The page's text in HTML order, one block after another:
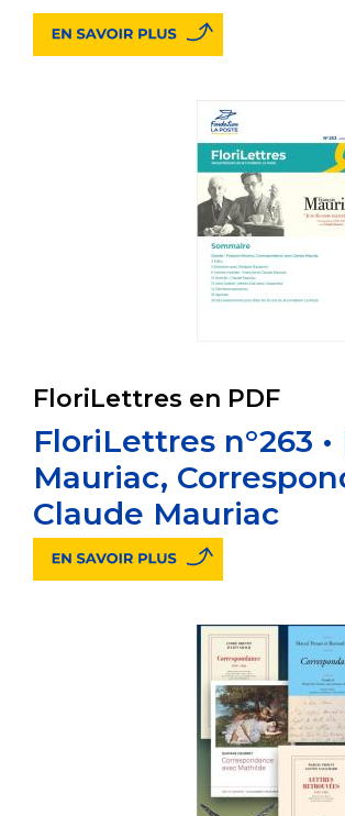
FloriLettres en PDF
FloriLettres n°263
Mauriac,
Claude Mauriac